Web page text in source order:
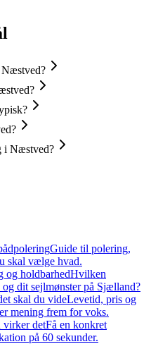
Næstved?
i Næstved?
Guide til polering,
skal vælge hvad.
holdbarhedHvilken
dit sejlmønster på Sjælland?
skal du videLevetid, pris og
mening frem for voks.
detFå en konkret
på 60 sekunder.